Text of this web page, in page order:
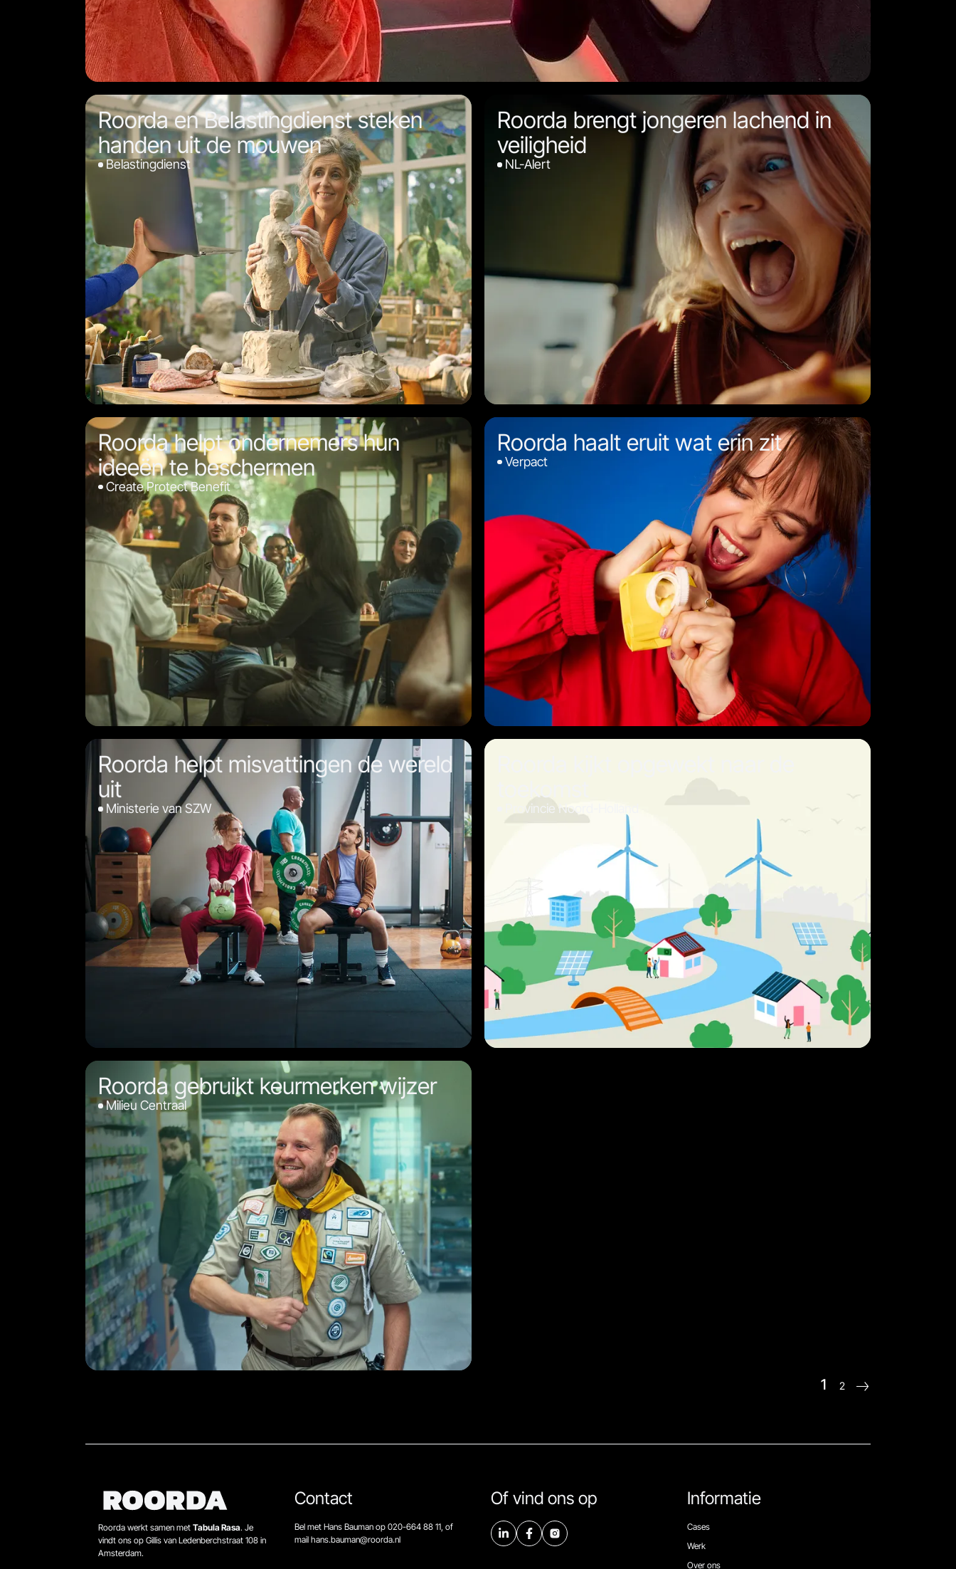
Roorda en Belastingdienst steken
handen uit de mouwen
Belastingdienst
Roorda brengt jongeren lachend in
veiligheid
NL-Alert
Roorda helpt ondernemers hun
ideeën te beschermen
Create Protect Benefit
Roorda haalt eruit wat erin zit
Verpact
Roorda helpt misvattingen de wereld
uit
Ministerie van SZW
toekomst
Provincie Noord-Holland
Roorda gebruikt keurmerken wijzer
Milieu Centraal
1 2
Roorda werkt samen met Tabula Rasa. Je
vindt ons op Gillis van Ledenberchstraat 108 in
Amsterdam.
Contact
Bel met Hans Bauman op 020-664 88 11, of
mail hans.bauman@roorda.nl
Of vind ons op Informatie
Cases
Werk
Over ons